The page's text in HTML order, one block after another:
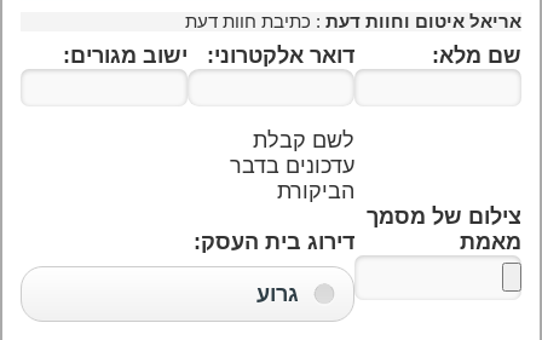
אריאל איטום וחוות דעת : כתיבת חוות דעת
שם מלא: דואר אלקטרוני:
לשם קבלת
עדכונים בדבר
הביקורת
ישוב מגורים:
צילום של מסמך
מאמת
דירוג בית העסק:
גרוע